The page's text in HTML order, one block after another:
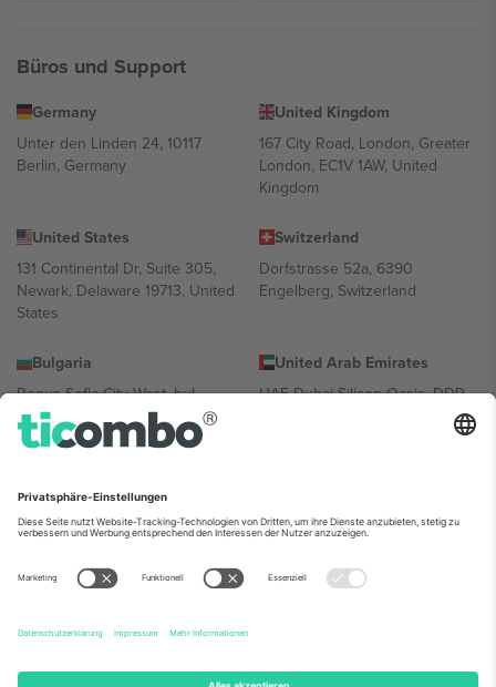
Büros und Support
Germany
Unter den Linden 24, 10117
Berlin, Germany
United Kingdom
167 City Road, London, Greater
London, EC1V 1AW, United
Kingdom
United States
131 Continental Dr, Suite 305,
Newark, Delaware 19713, United
States
Switzerland
Dorfstrasse 52a, 6390
Engelberg, Switzerland
Bulgaria
Regus Sofia City West, bul
Totleben 53-55, 1606 Sofia,
Bulgaria
United Arab Emirates
UAE Dubai Silicon Oasis, DDP
Building A1, Office 302, Dubai,
Mexico
Av Chapultepec 360, Roma
Norte, Cuauhtémoc, 06700
Ciudad de México, CDMX,
Mexico
Die juristische Person des Plattformanbieters kann je nach
Informationen finden Sie auf der jeweiligen Veranstaltungsseite, im